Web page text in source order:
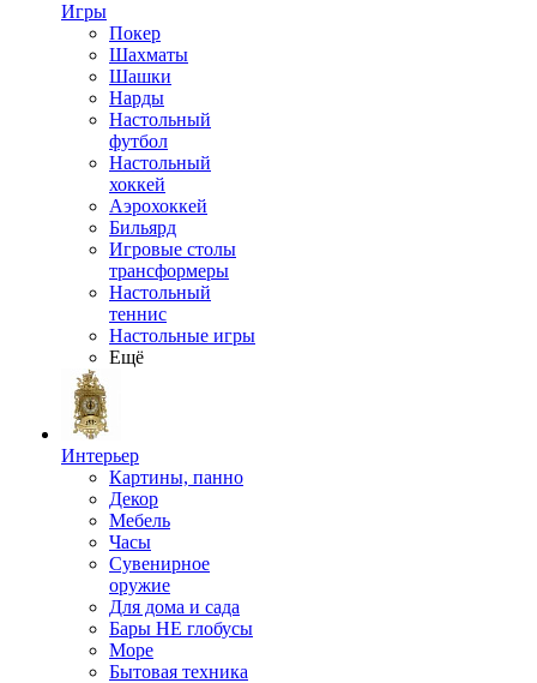
Игры
Покер
Шахматы
Шашки
Нарды
Настольный
футбол
Настольный
хоккей
Аэрохоккей
Бильярд
Игровые столы
трансформеры
Настольный
теннис
Настольные игры
Ещё
Интерьер
Картины, панно
Декор
Мебель
Часы
Сувенирное
оружие
Для дома и сада
Бары НЕ глобусы
Море
Бытовая техника